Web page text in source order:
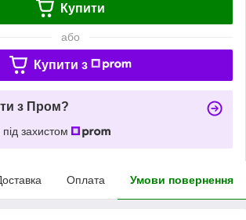
Купити
або
Купити з
з Пром?
захистом
Оплата Умови повернення